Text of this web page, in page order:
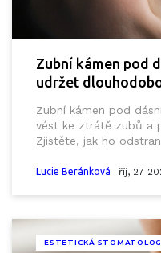
Zubní kámen pod
udržet
Zubní kámen pod
vést ke ztrátě zubů a
Zjistěte, jak ho
Lucie Beránková říj, 27
ESTETICKÁ